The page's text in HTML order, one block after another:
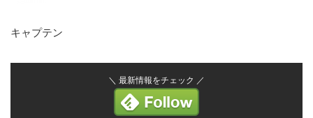
キャプテン
＼ 最新情報をチェック ／